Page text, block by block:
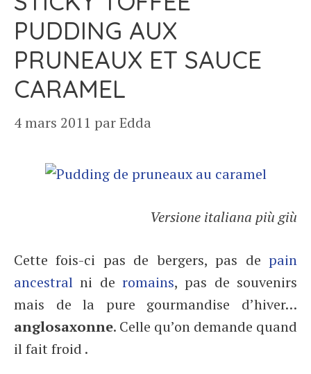
PUDDING AUX
PRUNEAUX ET SAUCE
CARAMEL
4 mars 2011 parEdda
Versione italiana più giù
Cette fois-ci pas de bergers, pas de pain
ancestral ni de romains, pas de souvenirs
mais de la pure gourmandise d’hiver…
anglosaxonne. Celle qu’on demande quand
il fait froid .